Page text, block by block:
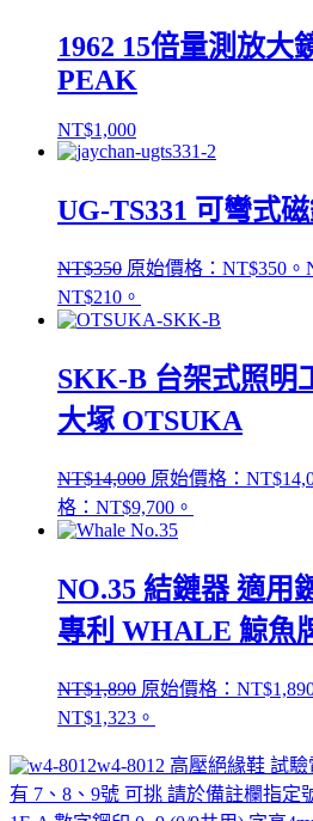
1962 15倍量測放大
PEAK
NT$1,000
UG-TS331 可彎式
NT$350 原始價格：NT$350。
NT$210。
SKK-B 台架式照明
大塚 OTSUKA
NT$14,000 原始價格：
格：NT$9,700。
NO.35 結鏈器 適用
專利 WHALE 鯨魚
NT$1,890 原始價格：
NT$1,323。
w4-8012 高壓絕緣鞋 試
有 7、8、9號 可挑 請於備註欄指定